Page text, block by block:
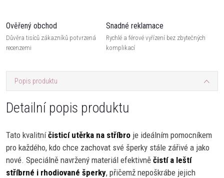
Ověřený obchod
Důvěra tisíců zákazníků potvrzená
recenzemi
Snadné reklamace
Rychlé a férové vyřízení bez zbytečných
komplikací
Popis produktu
Detailní popis produktu
Tato kvalitníčisticí utěrka na stříbro je ideálním pomocníkem
pro každého, kdo chce zachovat své šperky stále zářivé a jako
nové. Speciálně navržený materiál efektivně čistí a leští
stříbrné i rhodiované šperky, přičemž nepoškrábe jejich